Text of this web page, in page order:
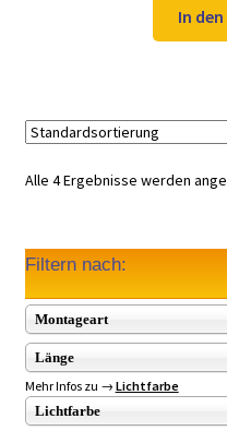
In
Alle 4 Ergebnisse werden
Filtern nach:
Montageart
Länge
Mehr Infos zu → Lichtfarbe
Lichtfarbe